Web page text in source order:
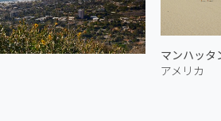
アメリカ